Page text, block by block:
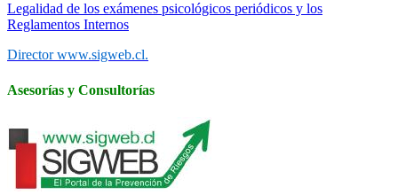
Legalidad de los exámenes psicológicos periódicos y los
Reglamentos Internos
Director www.sigweb.cl.
Asesorías y Consultorías